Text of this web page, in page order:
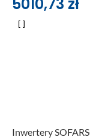
Inwertery